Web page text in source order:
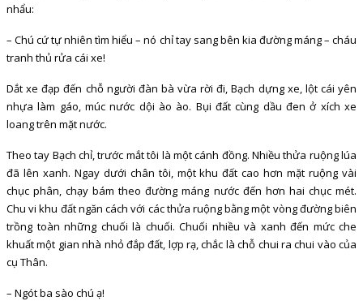
nhẩu:
– Chú cứ tự nhiên tìm hiểu – nó chỉ tay sang bên kia đường máng – cháu
tranh thủ rửa cái xe!
Dắt xe đạp đến chỗ người đàn bà vừa rời đi, Bạch dựng xe, lột cái yên
nhựa làm gáo, múc nước dội ào ào. Bụi đất cùng dầu đen ở xích xe
loang trên mặt nước.
Theo tay Bạch chỉ, trước mắt tôi là một cánh đồng. Nhiều thửa ruộng lúa
đã lên xanh. Ngay dưới chân tôi, một khu đất cao hơn mặt ruộng vài
chục phân, chạy bám theo đường máng nước đến hơn hai chục mét.
Chu vi khu đất ngăn cách với các thửa ruộng bằng một vòng đường biên
trồng toàn những chuối là chuối. Chuối nhiều và xanh đến mức che
khuất một gian nhà nhỏ đắp đất, lợp rạ, chắc là chỗ chui ra chui vào của
cụ Thân.
– Ngót ba sào chú ạ!